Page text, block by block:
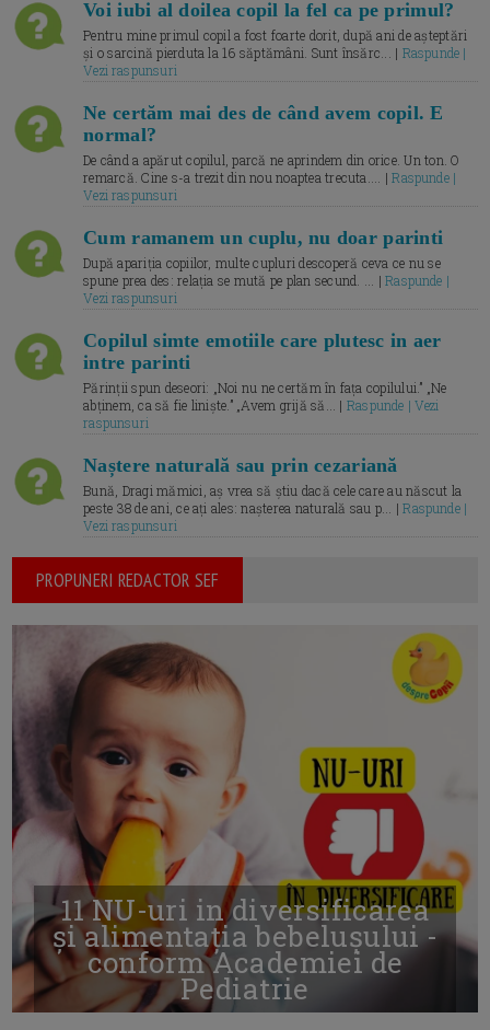
Voi iubi al doilea copil la fel ca pe primul?
Pentru mine primul copil a fost foarte dorit, după ani de așteptări
și o sarcină pierduta la 16 săptămâni. Sunt însărc... | Raspunde |
Vezi raspunsuri
Ne certăm mai des de când avem copil. E
normal?
De când a apărut copilul, parcă ne aprindem din orice. Un ton. O
remarcă. Cine s-a trezit din nou noaptea trecuta.... |Raspunde |
Vezi raspunsuri
Cum ramanem un cuplu, nu doar parinti
După apariția copiilor, multe cupluri descoperă ceva ce nu se
spune prea des: relația se mută pe plan secund. ... |Raspunde |
Vezi raspunsuri
Copilul simte emotiile care plutesc in aer
intre parinti
Părinții spun deseori: „Noi nu ne certăm în fața copilului.” „Ne
abținem, ca să fie liniște.” „Avem grijă să... | Raspunde | Vezi
raspunsuri
Naștere naturală sau prin cezariană
Bună, Dragi mămici, aș vrea să știu dacă cele care au născut la
peste 38 de ani, ce ați ales: nașterea naturală sau p... |Raspunde |
Vezi raspunsuri
PROPUNERI REDACTOR SEF
11 NU-uri in diversificarea
și alimentația bebelușului -
conform Academiei de
Pediatrie